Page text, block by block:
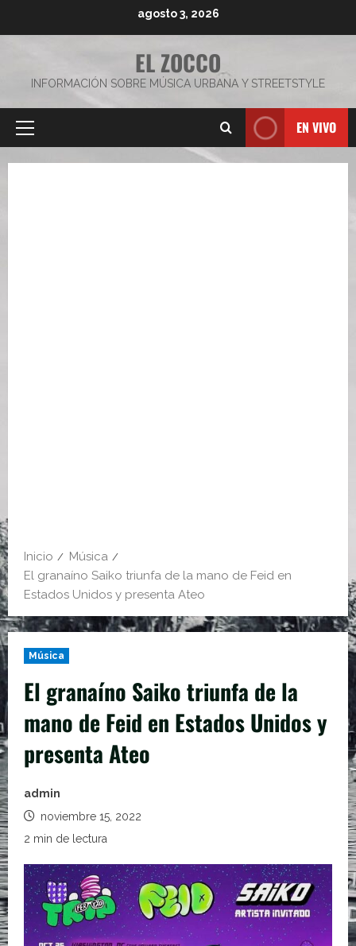
agosto 3, 2026
EL ZOCCO
INFORMACIÓN SOBRE MÚSICA URBANA Y STREETSTYLE
Menú
EN VIVO
Inicio
Música
El granaíno Saiko triunfa de la mano de Feid en
Estados Unidos y presenta Ateo
Música
El granaíno Saiko triunfa de la
mano de Feid en Estados Unidos y
presenta Ateo
admin
noviembre 15, 2022
2 min de lectura